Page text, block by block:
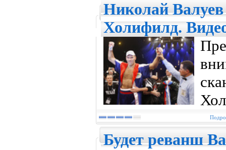
Николай
Холифилд.
Будет реванш